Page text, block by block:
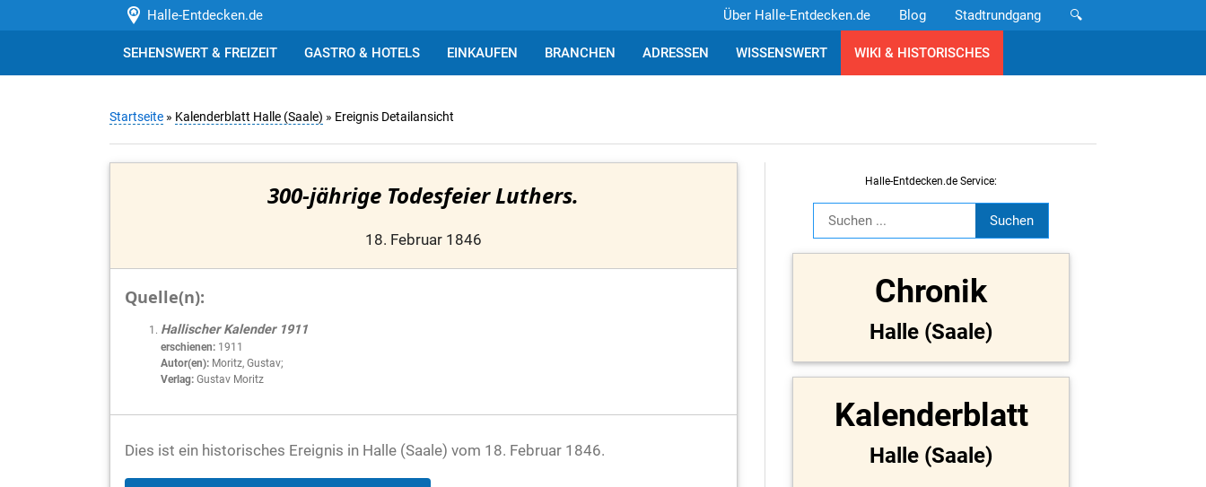
Halle-Entdecken.de 🔍
Stadtrundgang
Blog
Über Halle-Entdecken.de
SEHENSWERT & FREIZEIT GASTRO & HOTELS EINKAUFEN BRANCHEN ADRESSEN WISSENSWERT WIKI & HISTORISCHES
Startseite » Kalenderblatt Halle (Saale) » Ereignis Detailansicht
300-jährige Todesfeier Luthers.
18. Februar 1846
Quelle(n):
Hallischer Kalender 1911
erschienen: 1911
Autor(en): Moritz, Gustav;
Verlag: Gustav Moritz
Dies ist ein historisches Ereignis in Halle (Saale) vom 18. Februar 1846.
Halle-Entdecken.de Service:
Chronik
Halle (Saale)
Kalenderblatt
Halle (Saale)